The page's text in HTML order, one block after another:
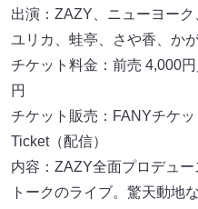
出演：ZAZY、ニューヨー
ユリカ、蛙亭、さや香、か
チケット料金：前売 4,000
円
チケット販売：FANYチケ
Ticket（配信）
内容：ZAZY全面プロデュ
トークのライブ。驚天動地